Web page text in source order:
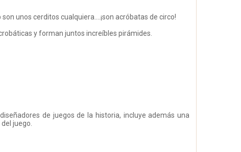
unos cerditos cualquiera....¡son acróbatas de circo!
y forman juntos increíbles pirámides.
de juegos de la historia, incluye además una
juego.